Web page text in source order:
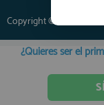
Copyright © 2026
¿Quieres ser el